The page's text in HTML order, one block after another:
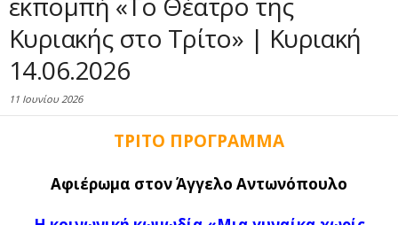
Κυριακής στο Τρίτο» | Κυριακή
14.06.2026
11 Ιουνίου 2026
ΤΡΙΤΟ ΠΡΟΓΡΑΜΜΑ
Αφιέρωμα στον Άγγελο Αντωνόπουλο